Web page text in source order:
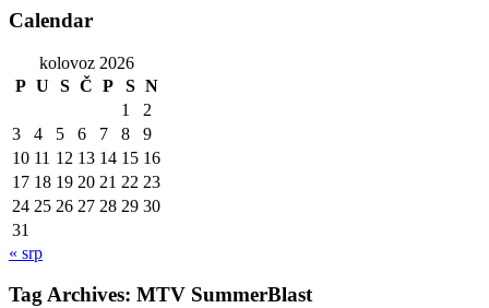
Calendar
kolovoz 2026
P U S Č P S N
1
2
3
4 5 6 7 8
9
10 11 12 13 14 15 16
17 18 19 20 21 22 23
24 25 26 27 28 29 30
31
« srp
Tag Archives: MTV SummerBlast